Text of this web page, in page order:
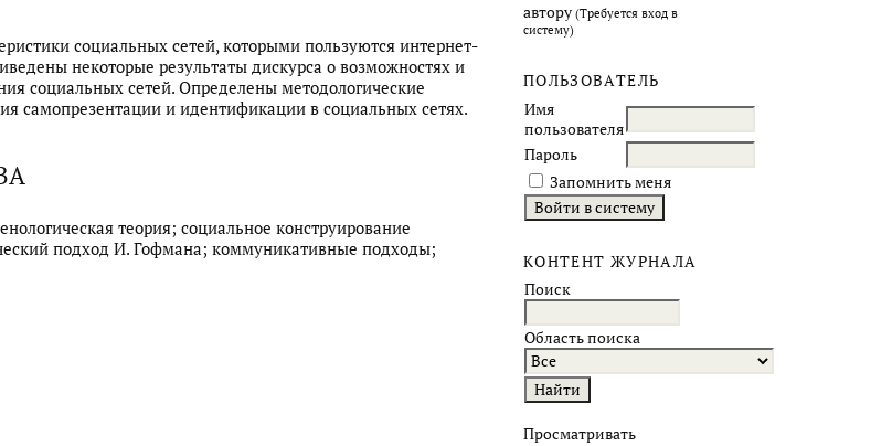
автору (Требуется вход в
систему)
ПОЛЬЗОВАТЕЛЬ
Имя
пользователя
Пароль
Запомнить меня
КОНТЕНТ ЖУРНАЛА
Поиск
Область поиска
Просматривать
социальных сетей, которыми пользуются интернет-
некоторые результаты дискурса о возможностях и
социальных сетей. Определены методологические
самопрезентации и идентификации в социальных сетях.
теория; социальное конструирование
подход И. Гофмана; коммуникативные подходы;